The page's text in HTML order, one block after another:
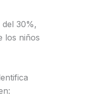
30%,
los niños